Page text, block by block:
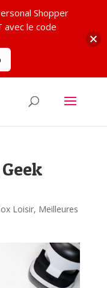
Loisir, Meilleures
Shopper
avec le code